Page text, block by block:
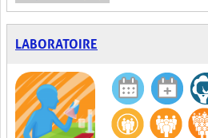
LABORATOIRE